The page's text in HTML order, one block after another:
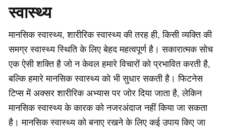
स्वास्थ्य
मानसिक स्वास्थ्य, शारीरिक स्वास्थ्य की तरह ही, किसी व्यक्ति की
समग्र स्वास्थ्य स्थिति के लिए बेहद महत्वपूर्ण है। सकारात्मक सोच
एक ऐसी शक्ति है जो न केवल हमारे विचारों को प्रभावित करती है,
बल्कि हमारे मानसिक स्वास्थ्य को भी सुधार सकती है। फिटनेस
टिप्स में अक्सर शारीरिक अभ्यास पर जोर दिया जाता है, लेकिन
मानसिक स्वास्थ्य के कारक को नजरअंदाज नहीं किया जा सकता
है। मानसिक स्वास्थ्य को बनाए रखने के लिए कई उपाय किए जा